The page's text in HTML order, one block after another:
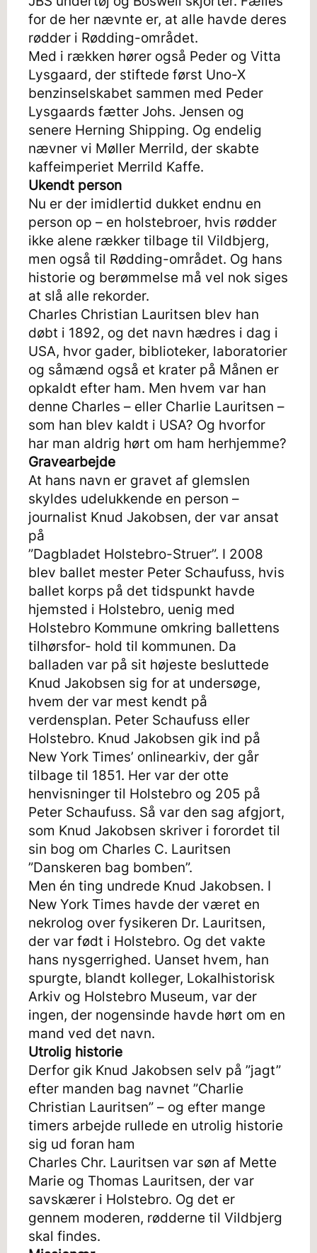
for de her nævnte er, at alle havde deres
rødder i Rødding-området.
Med i rækken hører også Peder og Vitta
Lysgaard, der stiftede først Uno-X
benzinselskabet sammen med Peder
Lysgaards fætter Johs. Jensen og
senere Herning Shipping. Og endelig
nævner vi Møller Merrild, der skabte
kaffeimperiet Merrild Kaffe.
Ukendt person
Nu er der imidlertid dukket endnu en
person op – en holstebroer, hvis rødder
ikke alene rækker tilbage til Vildbjerg,
men også til Rødding-området. Og hans
historie og berømmelse må vel nok siges
at slå alle rekorder.
Charles Christian Lauritsen blev han
døbt i 1892, og det navn hædres i dag i
USA, hvor gader, biblioteker, laboratorier
og såmænd også et krater på Månen er
opkaldt efter ham. Men hvem var han
denne Charles – eller Charlie Lauritsen –
som han blev kaldt i USA? Og hvorfor
har man aldrig hørt om ham herhjemme?
Gravearbejde
At hans navn er gravet af glemslen
skyldes udelukkende en person –
journalist Knud Jakobsen, der var ansat
på
”Dagbladet Holstebro-Struer”. I 2008
blev ballet mester Peter Schaufuss, hvis
ballet korps på det tidspunkt havde
hjemsted i Holstebro, uenig med
Holstebro Kommune omkring ballettens
tilhørsfor- hold til kommunen. Da
balladen var på sit højeste besluttede
Knud Jakobsen sig for at undersøge,
hvem der var mest kendt på
verdensplan. Peter Schaufuss eller
Holstebro. Knud Jakobsen gik ind på
New York Times’ onlinearkiv, der går
tilbage til 1851. Her var der otte
henvisninger til Holstebro og 205 på
Peter Schaufuss. Så var den sag afgjort,
som Knud Jakobsen skriver i forordet til
sin bog om Charles C. Lauritsen
”Danskeren bag bomben”.
Men én ting undrede Knud Jakobsen. I
New York Times havde der været en
nekrolog over fysikeren Dr. Lauritsen,
der var født i Holstebro. Og det vakte
hans nysgerrighed. Uanset hvem, han
spurgte, blandt kolleger, Lokalhistorisk
Arkiv og Holstebro Museum, var der
ingen, der nogensinde havde hørt om en
mand ved det navn.
Utrolig historie
Derfor gik Knud Jakobsen selv på ”jagt”
efter manden bag navnet ”Charlie
Christian Lauritsen” – og efter mange
timers arbejde rullede en utrolig historie
sig ud foran ham
Charles Chr. Lauritsen var søn af Mette
Marie og Thomas Lauritsen, der var
savskærer i Holstebro. Og det er
gennem moderen, rødderne til Vildbjerg
skal findes.